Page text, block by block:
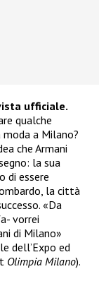
ufficiale.
qualche
a Milano?
che Armani
la sua
di essere
la città
«Da
vorrei
di Milano»
dell’Expo ed
Olimpia Milano).